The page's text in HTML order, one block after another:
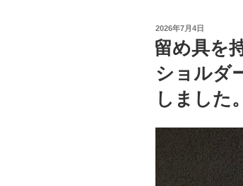
投
稿
日:
2026年7月4日
留め具を
ショルダ
しました。